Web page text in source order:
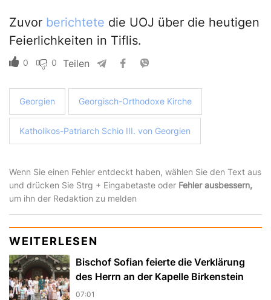
Zuvor berichtete die UOJ über die heutigen
Feierlichkeiten in Tiflis.
0 0 Teilen
Georgien Georgisch-Orthodoxe Kirche
Katholikos-Patriarch Schio III. von Georgien
Wenn Sie einen Fehler entdeckt haben, wählen Sie den Text aus
und drücken Sie Strg + Eingabetaste oder Fehler ausbessern,
um ihn der Redaktion zu melden
WEITERLESEN
Bischof Sofian feierte die Verklärung
des Herrn an der Kapelle Birkenstein
07:01